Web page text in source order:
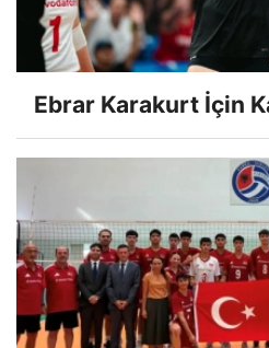
Ebrar Karakurt İçin